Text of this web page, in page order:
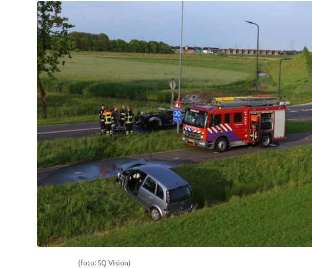
(foto: SQ Vision)